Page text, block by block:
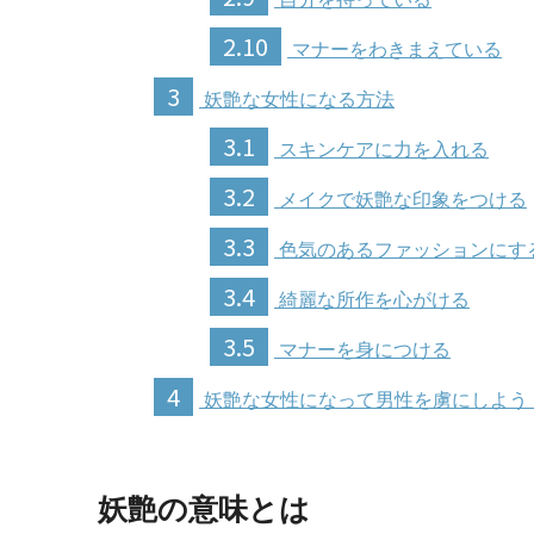
2.10 マナーをわきまえている
3 妖艶な女性になる方法
3.1 スキンケアに力を入れる
3.2 メイクで妖艶な印象をつける
3.3 色気のあるファッションにす
3.4 綺麗な所作を心がける
3.5 マナーを身につける
4 妖艶な女性になって男性を虜にしよう
妖艶の意味とは